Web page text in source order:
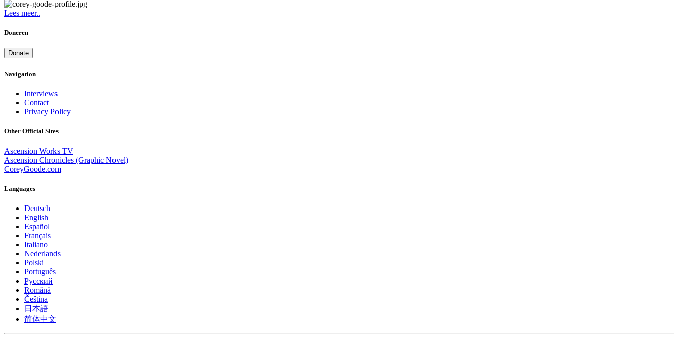
Lees meer..
Doneren
Donate
Navigation
Interviews
Contact
Privacy Policy
Other Official Sites
Ascension Works TV
Ascension Chronicles (Graphic Novel)
CoreyGoode.com
Languages
Deutsch
English
Español
Français
Italiano
Nederlands
Polski
Português
Pусский
Română
Čeština
日本語
简体中文